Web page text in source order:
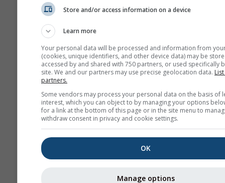
amelyek gyakran előfordulnak
elő, de jó napokon hasonló
alacsonyabb magasságig
találhatsz.
A hőmérsékleti gradiens
kelvinben értendő 100 m
magasságkülönbségre.
értékűek, és sárgától
Store and/or access information on a device
Learn more
Your personal data will be processed and information from
(cookies, unique identifiers, and other device data) may be
accessed by and shared with 750 partners, or used specifically
site. We and our partners may use precise geolocation data.
partners.
Some vendors may process your personal data on the basis of
interest, which you can object to by managing your options
for a link at the bottom of this page or in the site menu to
withdraw consent in privacy and cookie settings.
OK
Manage options